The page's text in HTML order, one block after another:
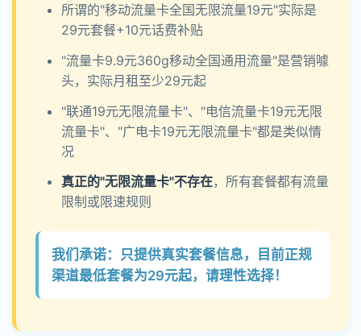
所谓的"移动流量卡全国无限流量19元"实际是
29元套餐+10元话费补贴
"流量卡9.9元360g移动全国通用流量"是营销噱
头，实际月租至少29元起
"联通19元无限流量卡"、"电信流量卡19元无限
流量卡"、"广电卡19元无限流量卡"都是类似情
况
真正的"无限流量卡"不存在，所有套餐都有流量
限制或限速规则
我们承诺：只提供真实套餐信息，目前正规
渠道最低套餐为29元起，请理性选择！